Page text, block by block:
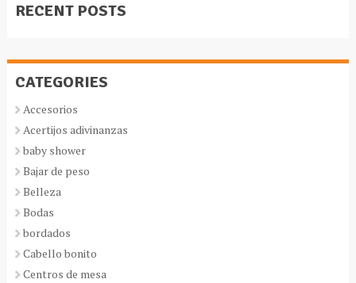
RECENT POSTS
CATEGORIES
Accesorios
Acertijos adivinanzas
baby shower
Bajar de peso
Belleza
Bodas
bordados
Cabello bonito
Centros de mesa